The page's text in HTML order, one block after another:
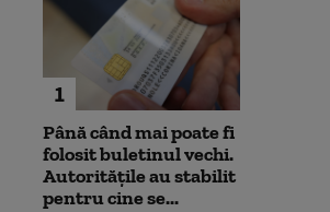
1
Până când mai poate fi
folosit buletinul vechi.
Autoritățile au stabilit
pentru cine se...